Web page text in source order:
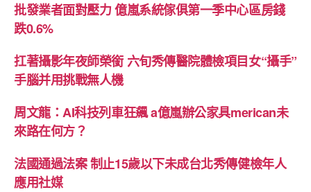
批發業者面對壓力 億嵐系統傢俱第一季中心區房錢
跌0.6%
扛著攝影年夜師榮銜 六旬秀傳醫院體檢項目女“攝手”
手腦并用挑戰無人機
周文龍：AI科技列車狂飆 a億嵐辦公家具merican未
來路在何方？
法國通過法案 制止15歲以下未成台北秀傳健檢年人
應用社媒